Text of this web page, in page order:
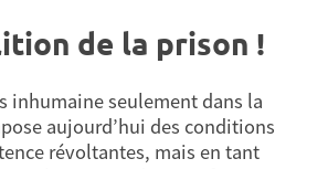
de la prison !
inhumaine seulement dans la
aujourd’hui des conditions
révoltantes, mais en tant